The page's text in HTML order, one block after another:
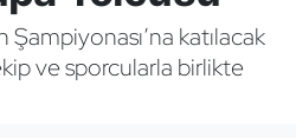
katılacak
ve sporcularla birlikte